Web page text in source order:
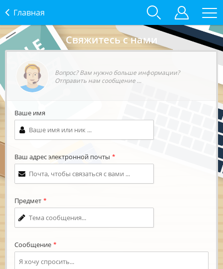
Главная
Свяжитесь с нами
Вопрос? Вам нужно больше информации?
Отправить нам сообщение ...
Ваше имя
Ваш адрес электронной почты *
Предмет *
Сообщение *